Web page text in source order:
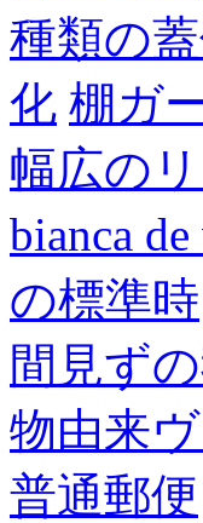
種類の
化 棚ガ
幅広の
bianca de
の標準時
間見ず
物由来
普通郵便